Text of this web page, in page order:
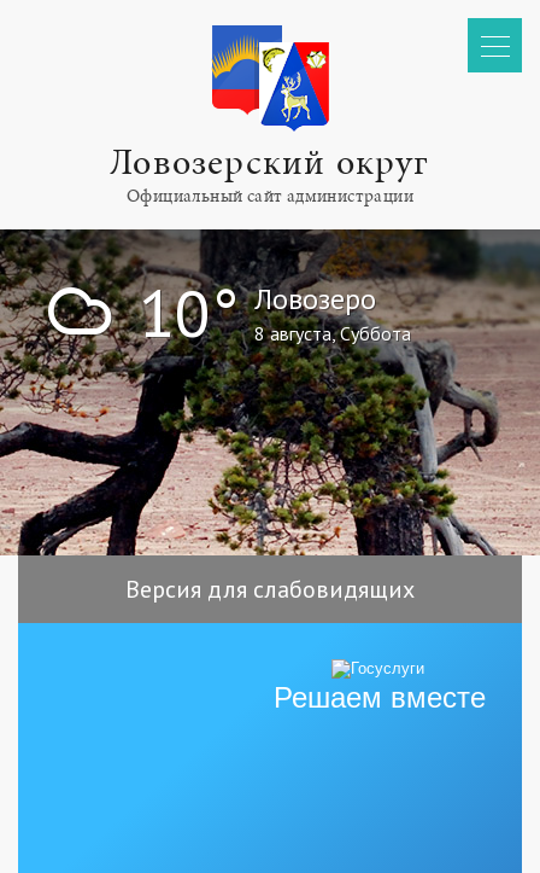
Ловозерский округ
Официальный сайт администрации
! 10° Ловозеро
8 августа, Суббота
Версия для слабовидящих
Решаем вместе